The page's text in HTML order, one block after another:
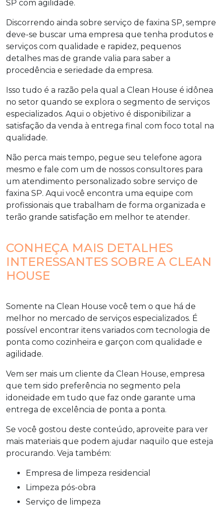
SP com agilidade.
Discorrendo ainda sobre serviço de faxina SP, sempre
deve-se buscar uma empresa que tenha produtos e
serviços com qualidade e rapidez, pequenos
detalhes mas de grande valia para saber a
procedência e seriedade da empresa.
Isso tudo é a razão pela qual a Clean House é idônea
no setor quando se explora o segmento de serviços
especializados. Aqui o objetivo é disponibilizar a
satisfação da venda à entrega final com foco total na
qualidade.
Não perca mais tempo, pegue seu telefone agora
mesmo e fale com um de nossos consultores para
um atendimento personalizado sobre serviço de
faxina SP. Aqui você encontra uma equipe com
profissionais que trabalham de forma organizada e
terão grande satisfação em melhor te atender.
CONHEÇA MAIS DETALHES
INTERESSANTES SOBRE A CLEAN
HOUSE
Somente na Clean House você tem o que há de
melhor no mercado de serviços especializados. É
possível encontrar itens variados com tecnologia de
ponta como cozinheira e garçon com qualidade e
agilidade.
Vem ser mais um cliente da Clean House, empresa
que tem sido preferência no segmento pela
idoneidade em tudo que faz onde garante uma
entrega de excelência de ponta a ponta.
Se você gostou deste conteúdo, aproveite para ver
mais materiais que podem ajudar naquilo que esteja
procurando. Veja também:
empresa de limpeza residencial
limpeza pós-obra
serviço de limpeza